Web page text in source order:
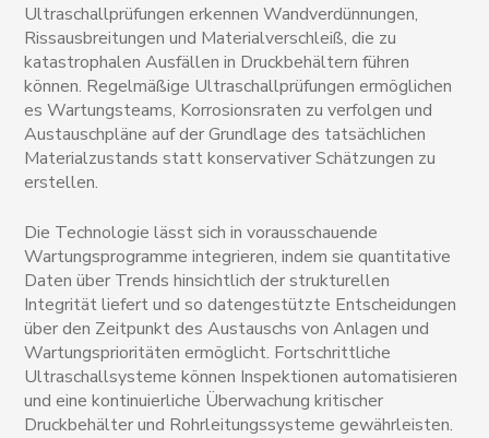
Ultraschallprüfungen erkennen Wandverdünnungen,
Rissausbreitungen und Materialverschleiß, die zu
katastrophalen Ausfällen in Druckbehältern führen
können. Regelmäßige Ultraschallprüfungen ermöglichen
es Wartungsteams, Korrosionsraten zu verfolgen und
Austauschpläne auf der Grundlage des tatsächlichen
Materialzustands statt konservativer Schätzungen zu
erstellen.
Die Technologie lässt sich in vorausschauende
Wartungsprogramme integrieren, indem sie quantitative
Daten über Trends hinsichtlich der strukturellen
Integrität liefert und so datengestützte Entscheidungen
über den Zeitpunkt des Austauschs von Anlagen und
Wartungsprioritäten ermöglicht. Fortschrittliche
Ultraschallsysteme können Inspektionen automatisieren
und eine kontinuierliche Überwachung kritischer
Druckbehälter und Rohrleitungssysteme gewährleisten.